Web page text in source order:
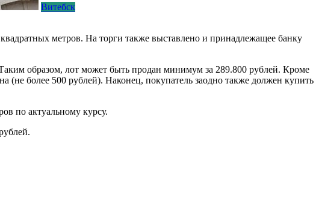
Витебск
метров. На торги также выставлено и принадлежащее банку
образом, лот может быть продан минимум за 289.800 рублей. Кроме
(не более 500 рублей). Наконец, покупатель заодно также должен купить
по актуальному курсу.